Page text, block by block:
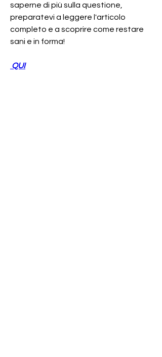
saperne di più sulla questione,
preparatevi a leggere l'articolo
completo e a scoprire come restare
sani e in forma!
QUI